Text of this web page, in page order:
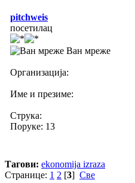
pitchweis
посетилац
Ван мреже
Организација:
Име и презиме:
Струка:
Поруке: 13
Тагови: ekonomija izraza
Странице: 1 2 [3] Све